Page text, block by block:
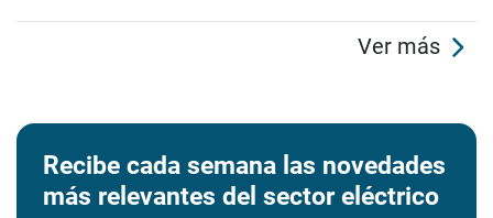
Ver más
Recibe cada semana las novedades
más relevantes del sector eléctrico